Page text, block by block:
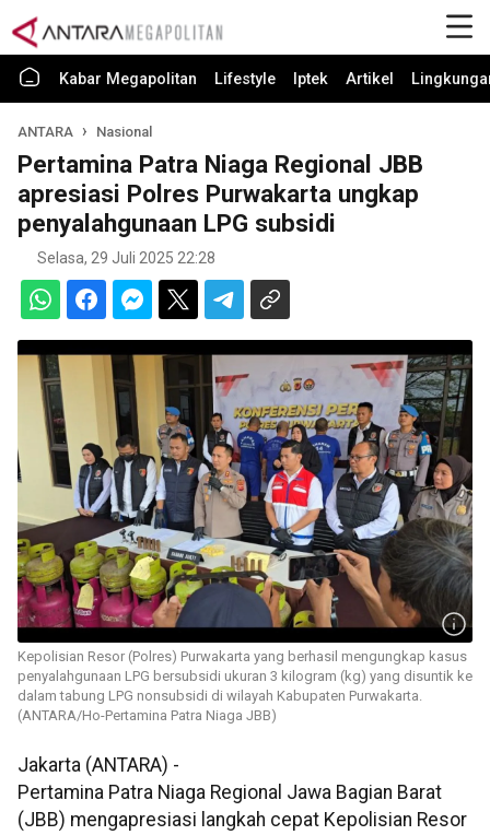
Kabar Megapolitan Lifestyle Iptek Artikel
ANTARA Nasional
Pertamina Patra Niaga Regional JBB
apresiasi Polres Purwakarta ungkap
penyalahgunaan LPG subsidi
Selasa, 29 Juli 2025 22:28
Kepolisian Resor (Polres) Purwakarta yang berhasil mengungkap kasus
penyalahgunaan LPG bersubsidi ukuran 3 kilogram (kg) yang disuntik ke
dalam tabung LPG nonsubsidi di wilayah Kabupaten Purwakarta.
(ANTARA/Ho-Pertamina Patra Niaga JBB)
Jakarta (ANTARA) -
Pertamina Patra Niaga Regional Jawa Bagian Barat
(JBB) mengapresiasi langkah cepat Kepolisian Resor